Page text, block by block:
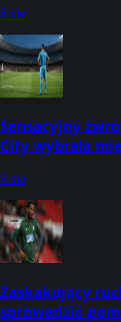
8 sie
Sensacyjny
City wybrała
8 sie
Zaskakujący
sprowadzić